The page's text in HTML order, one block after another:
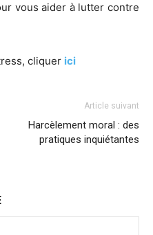
vous aider à lutter contre
cliquer ici
Article suivant
Harcèlement moral : des
pratiques inquiétantes